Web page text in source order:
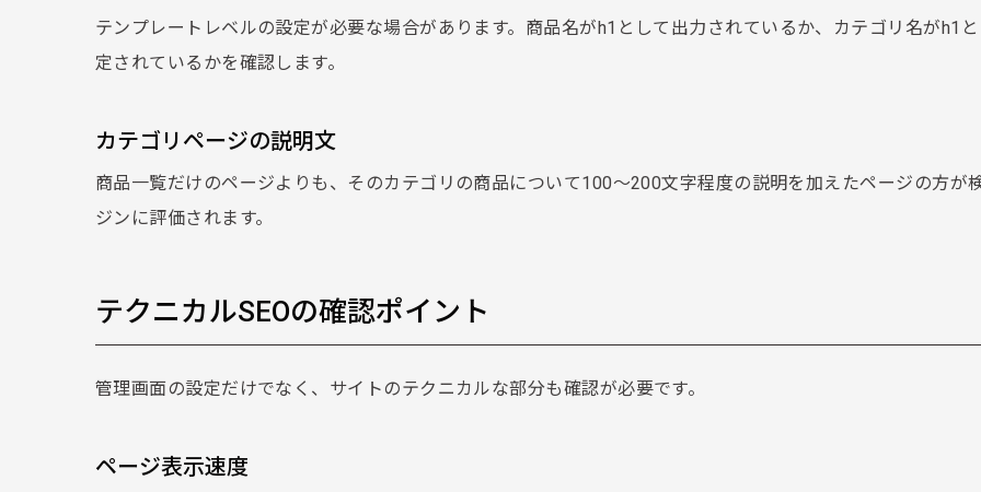
テンプレートレベルの設定が必要な場合があります。商品名がh1として出力されているか、カテゴリ名がh1
定されているかを確認します。
カテゴリページの説明文
商品一覧だけのページよりも、そのカテゴリの商品について100〜200文字程度の説明を加えたページの方が
ジンに評価されます。
テクニカルSEOの確認ポイント
管理画面の設定だけでなく、サイトのテクニカルな部分も確認が必要です。
ページ表示速度